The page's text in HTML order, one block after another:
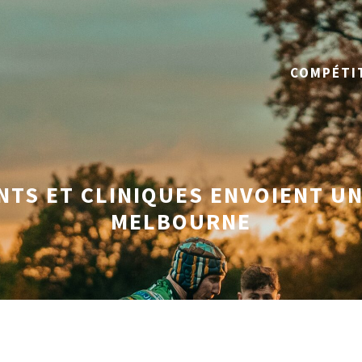
ET CLINIQUES ENVOIENT
MELBOURNE